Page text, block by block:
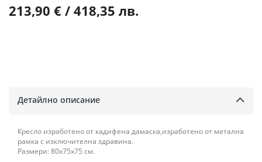
213,90 € / 418,35 лв.
Детайлно описание
Кресло изработено от кадифена дамаска,изработено от метална
рамка с изключителна здравина.
Размери: 80х75х75 см.